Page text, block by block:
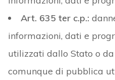
Art. 635 ter c.p.:
informazioni, dati e
utilizzati dallo Stato o
comunque di pubblica